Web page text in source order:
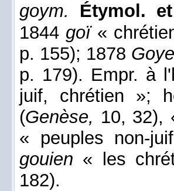
goym. Étymol.
1844 goï «
p. 155); 1878
p. 179). Empr. à
juif, chrétien »;
(Genèse, 10, 32),
« peuples non-
gouien « les
182).